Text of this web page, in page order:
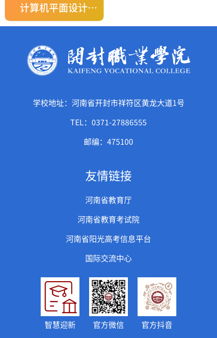
计算机平面设计——三年制中职
学校地址：河南省开封市祥符区黄龙大道1号
TEL：0371-27886555
邮编：475100
友情链接
河南省教育厅
河南省教育考试院
河南省阳光高考信息平台
国际交流中心
智慧迎新 官方微信 官方抖音